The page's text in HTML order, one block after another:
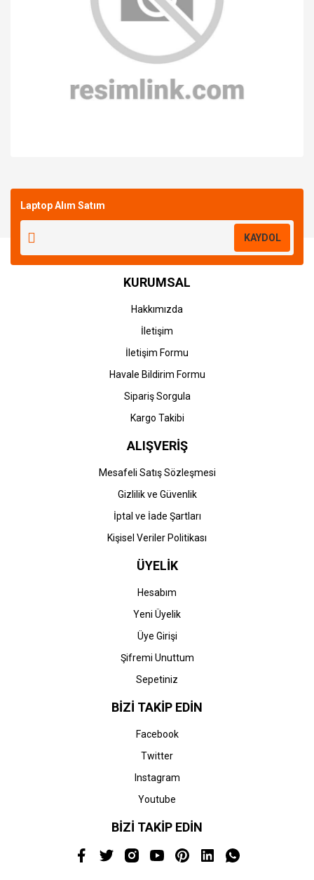
Laptop Alım Satım
KAYDOL
KURUMSAL
Hakkımızda
İletişim
İletişim Formu
Havale Bildirim Formu
Sipariş Sorgula
Kargo Takibi
ALIŞVERİŞ
Mesafeli Satış Sözleşmesi
Gizlilik ve Güvenlik
İptal ve İade Şartları
Kişisel Veriler Politikası
ÜYELİK
Hesabım
Yeni Üyelik
Üye Girişi
Şifremi Unuttum
Sepetiniz
BİZİ TAKİP EDİN
Facebook
Twitter
Instagram
Youtube
BİZİ TAKİP EDİN